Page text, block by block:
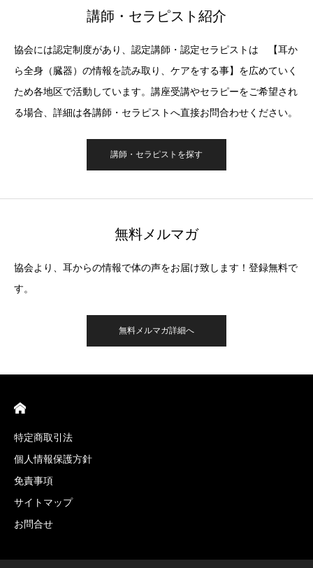
講師・セラピスト紹介
協会には認定制度があり、認定講師・認定セラピストは 【耳か
ら全身（臓器）の情報を読み取り、ケアをする事】を広めていく
ため各地区で活動しています。講座受講やセラピーをご希望され
る場合、詳細は各講師・セラピストへ直接お問合わせください。
講師・セラピストを探す
無料メルマガ
協会より、耳からの情報で体の声をお届け致します！登録無料で
す。
無料メルマガ詳細へ
特定商取引法
個人情報保護方針
免責事項
サイトマップ
お問合せ